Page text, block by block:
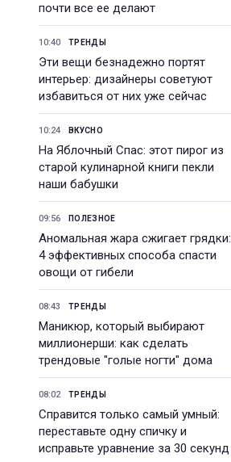
почти все ее делают
10:40 ТРЕНДЫ
Эти вещи безнадежно портят
интерьер: дизайнеры советуют
избавиться от них уже сейчас
10:24 ВКУСНО
На Яблочный Спас: этот пирог из
старой кулинарной книги пекли
наши бабушки
09:56 ПОЛЕЗНОЕ
Аномальная жара сжигает грядки:
4 эффективных способа спасти
овощи от гибели
08:43 ТРЕНДЫ
Маникюр, который выбирают
миллионерши: как сделать
трендовые "голые ногти" дома
08:02 ТРЕНДЫ
Справится только самый умный:
переставьте одну спичку и
исправьте уравнение за 30 секунд